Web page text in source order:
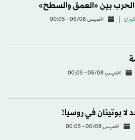
بين «العمق والسطح»
الخميس 06/08 - 00:05
الخميس 06/08 - 00:05
لا بوتينان في روسيا!
الخميس 06/08 - 00:05